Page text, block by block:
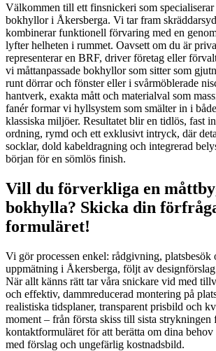
Välkommen till ett finsnickeri som specialiserar
bokhyllor i Åkersberga. Vi tar fram
kombinerar funktionell förvaring med en
lyfter helheten i rummet. Oavsett om du är
representerar en BRF, driver företag eller
vi måttanpassade bokhyllor som sitter som
runt dörrar och fönster eller i svårmöblerade
hantverk, exakta mått och materialval som
fanér formar vi hyllsystem som smälter in i
klassiska miljöer. Resultatet blir en tidlös, fast
ordning, rymd och ett exklusivt intryck, där
socklar, dold kabeldragning och integrerad
början för en sömlös finish.
Vill du förverkliga en
bokhylla? Skicka din
formuläret!
Vi gör processen enkel: rådgivning, platsbesök
uppmätning i Åkersberga, följt av
När allt känns rätt tar våra snickare vid med
och effektiv, dammreducerad montering på
realistiska tidsplaner, transparent prisbild och
moment – från första skiss till sista strykningen
kontaktformuläret för att berätta om dina behov
med förslag och ungefärlig kostnadsbild.